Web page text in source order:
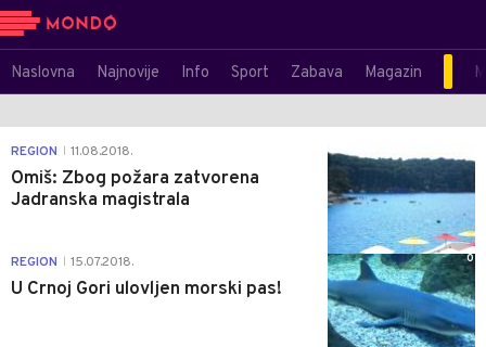
Naslovna Najnovije Info Sport Zabava Magazin
REGION 11.08.2018.
Omiš: Zbog požara zatvorena
Jadranska magistrala
REGION 15.07.2018.
U Crnoj Gori ulovljen morski pas!
0